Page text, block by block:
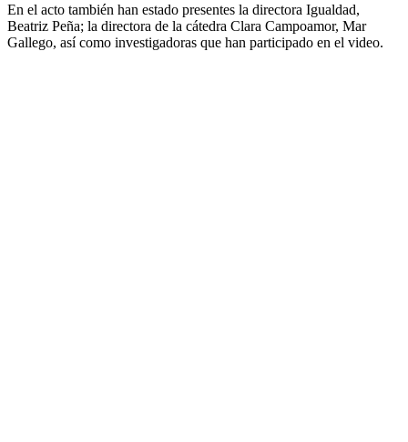
En el acto también han estado presentes la directora Igualdad,
Beatriz Peña; la directora de la cátedra Clara Campoamor, Mar
Gallego, así como investigadoras que han participado en el video.